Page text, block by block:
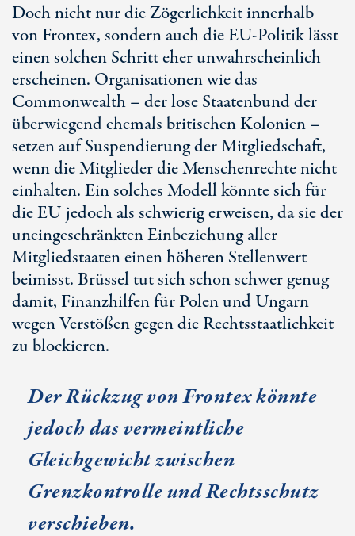
Doch nicht nur die Zögerlichkeit innerhalb
von Frontex, sondern auch dieEU-Politiklässt
einen solchen Schritt eher unwahrscheinlich
erscheinen. Organisationen wie das
Commonwealth – der lose Staatenbund der
überwiegend ehemals britischen Kolonien –
setzen auf Suspendierung der Mitgliedschaft,
wenn die Mitglieder die Menschenrechte nicht
einhalten. Ein solches Modell könnte sich für
die EU jedoch als schwierig erweisen, da sie der
uneingeschränkten Einbeziehung aller
Mitgliedstaaten einen höheren Stellenwert
beimisst. Brüssel tut sich schon schwer genug
damit, Finanzhilfen für Polen und Ungarn
wegen Verstößen gegen die Rechtsstaatlichkeit
zu blockieren.
Der Rückzug von Frontex könnte
jedoch das vermeintliche
Gleichgewicht zwischen
Grenzkontrolle und Rechtsschutz
verschieben.